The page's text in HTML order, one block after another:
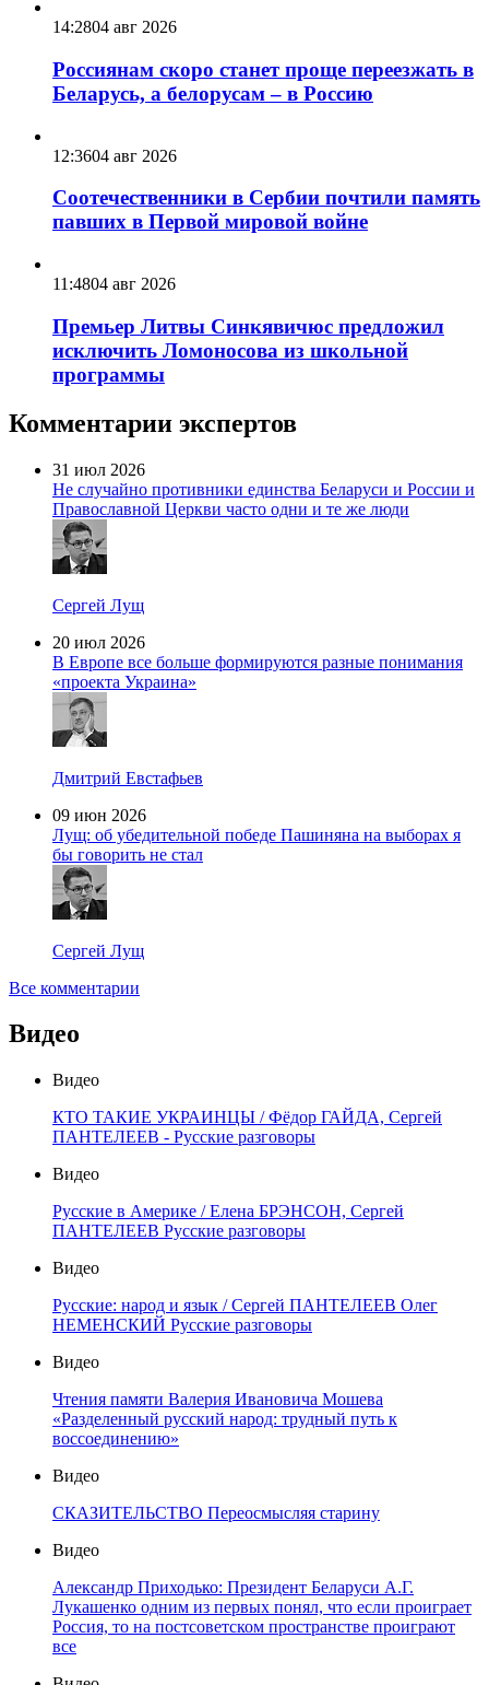
14:2804 авг 2026
Россиянам скоро станет проще переезжать в
Беларусь, а белорусам – в Россию
12:3604 авг 2026
Соотечественники в Сербии почтили память
павших в Первой мировой войне
11:4804 авг 2026
Премьер Литвы Синкявичюс предложил
исключить Ломоносова из школьной
программы
Комментарии экспертов
31 июл 2026
Не случайно противники единства Беларуси и России и
Православной Церкви часто одни и те же люди
Сергей Лущ
20 июл 2026
В Европе все больше формируются разные понимания
«проекта Украина»
Дмитрий Евстафьев
09 июн 2026
Лущ: об убедительной победе Пашиняна на выборах я
бы говорить не стал
Сергей Лущ
Все комментарии
Видео
Видео
КТО ТАКИЕ УКРАИНЦЫ / Фёдор ГАЙДА, Сергей
ПАНТЕЛЕЕВ - Русские разговоры
Видео
Русские в Америке / Елена БРЭНСОН, Сергей
ПАНТЕЛЕЕВ Русские разговоры
Видео
Русские: народ и язык / Сергей ПАНТЕЛЕЕВ Олег
НЕМЕНСКИЙ Русские разговоры
Видео
Чтения памяти Валерия Ивановича Мошева
«Разделенный русский народ: трудный путь к
воссоединению»
Видео
СКАЗИТЕЛЬСТВО Переосмысляя старину
Видео
Александр Приходько: Президент Беларуси А.Г.
Лукашенко одним из первых понял, что если проиграет
Россия, то на постсоветском пространстве проиграют
все